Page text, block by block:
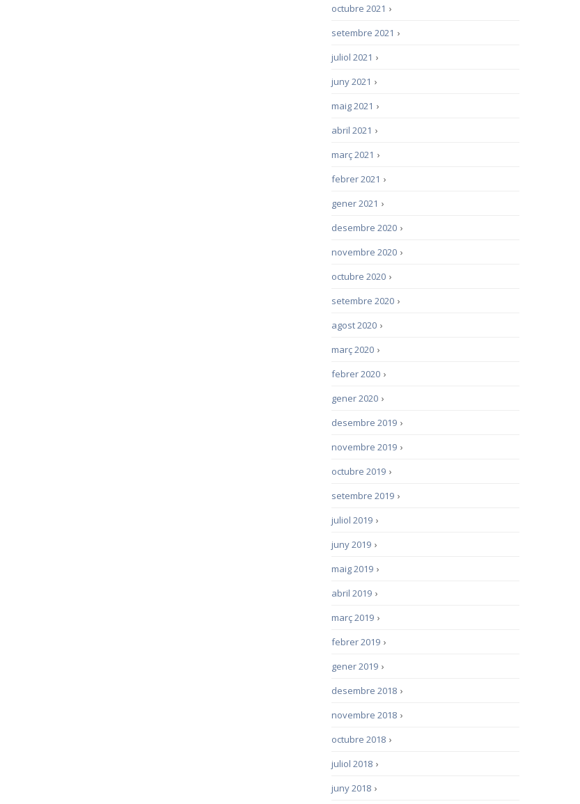
›
octubre 2021
›
setembre 2021
›
juliol 2021
›
juny 2021
›
maig 2021
›
abril 2021
›
març 2021
›
febrer 2021
›
gener 2021
›
desembre 2020
›
novembre 2020
›
octubre 2020
›
setembre 2020
›
agost 2020
›
març 2020
›
febrer 2020
›
gener 2020
›
desembre 2019
›
novembre 2019
›
octubre 2019
›
setembre 2019
›
juliol 2019
›
juny 2019
›
maig 2019
›
abril 2019
›
març 2019
›
febrer 2019
›
gener 2019
›
desembre 2018
›
novembre 2018
›
octubre 2018
›
juliol 2018
›
juny 2018